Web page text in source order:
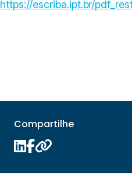
https://escriba.ipt.br/
Compartilhe